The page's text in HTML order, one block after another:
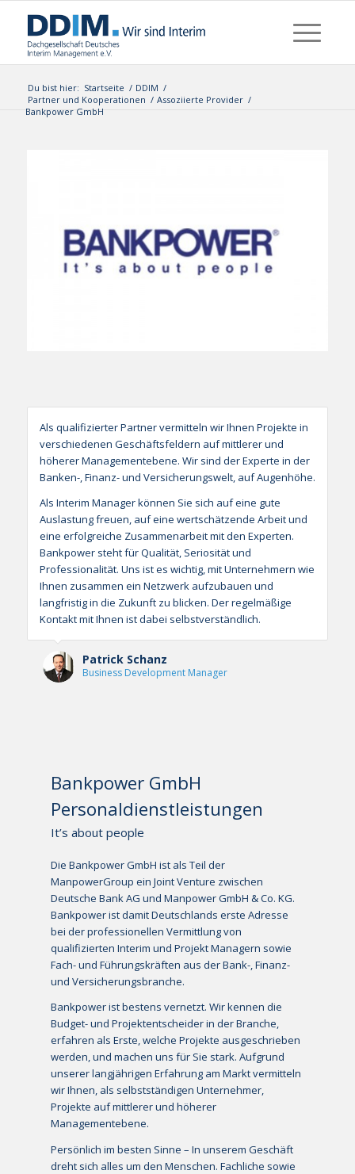
Du bist hier: Startseite / DDIM /
Partner und Kooperationen / Assoziierte Provider /
Bankpower GmbH
Als qualifizierter Partner vermitteln wir Ihnen Projekte in
verschiedenen Geschäftsfeldern auf mittlerer und
höherer Managementebene. Wir sind der Experte in der
Banken-, Finanz- und Versicherungswelt, auf Augenhöhe.
Als Interim Manager können Sie sich auf eine gute
Auslastung freuen, auf eine wertschätzende Arbeit und
eine erfolgreiche Zusammenarbeit mit den Experten.
Bankpower steht für Qualität, Seriosität und
Professionalität. Uns ist es wichtig, mit Unternehmern wie
Ihnen zusammen ein Netzwerk aufzubauen und
langfristig in die Zukunft zu blicken. Der regelmäßige
Kontakt mit Ihnen ist dabei selbstverständlich.
Patrick Schanz
Business Development Manager
Bankpower GmbH
Personaldienstleistungen
It’s about people
Die Bankpower GmbH ist als Teil der
ManpowerGroup ein Joint Venture zwischen
Deutsche Bank AG und Manpower GmbH & Co. KG.
Bankpower ist damit Deutschlands erste Adresse
bei der professionellen Vermittlung von
qualifizierten Interim und Projekt Managern sowie
Fach- und Führungskräften aus der Bank-, Finanz-
und Versicherungsbranche.
Bankpower ist bestens vernetzt. Wir kennen die
Budget- und Projektentscheider in der Branche,
erfahren als Erste, welche Projekte ausgeschrieben
werden, und machen uns für Sie stark. Aufgrund
unserer langjährigen Erfahrung am Markt vermitteln
wir Ihnen, als selbstständigen Unternehmer,
Projekte auf mittlerer und höherer
Managementebene.
Persönlich im besten Sinne – In unserem Geschäft
dreht sich alles um den Menschen. Fachliche sowie